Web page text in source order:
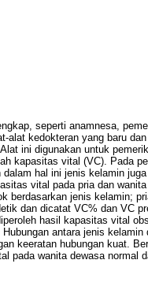
seperti anamnesa,
kedokteran yang baru
ini digunakan untuk
kapasitas vital (VC). Pada
hal ini jenis kelamin
vital pada pria dan
berdasarkan jenis kelamin;
dan dicatat VC% dan VC
hasil kapasitas vital
antara jenis
keeratan hubungan kuat.
pada wanita dewasa normal